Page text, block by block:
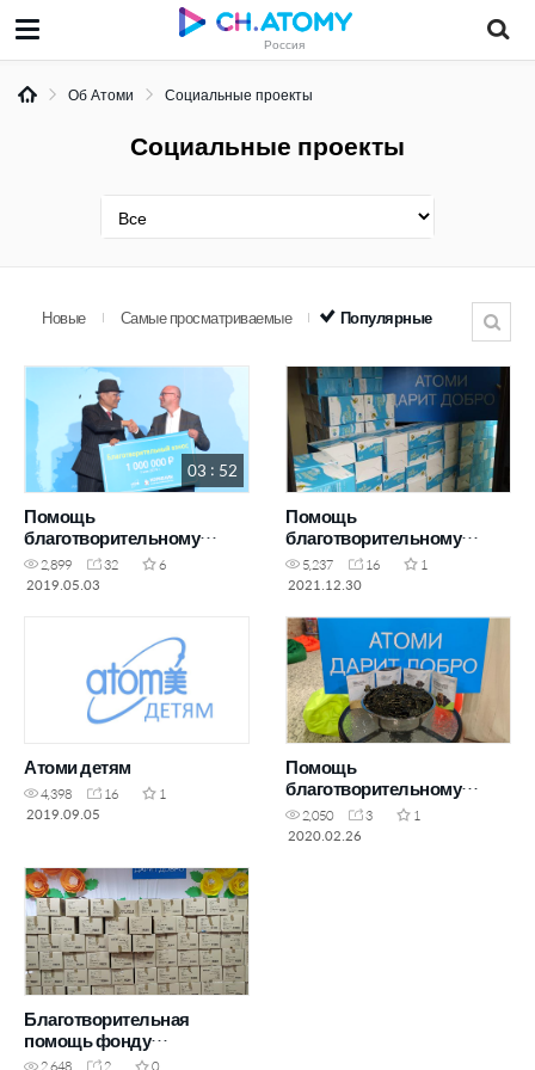
Россия
Об Атоми Социальные проекты
Социальные проекты
Новые Самые просматриваемые Популярные
03 : 52
Помощь
благотворительному
фонду &"Кораблик&"
2,899 32
6
2019.05.03
Помощь
благотворительному
фонду &"Солнечный
город&"
5,237 16
1
2021.12.30
Атоми детям
4,398 16
1
2019.09.05
Помощь
благотворительному
фонду &"Старость в
радость&"
2,050 3
1
2020.02.26
Благотворительная
помощь фонду
&"София&"